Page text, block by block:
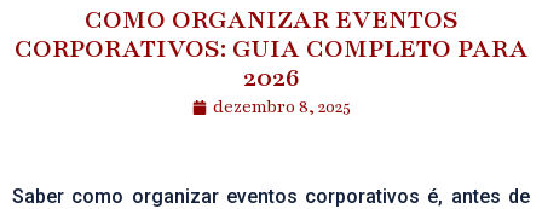
COMO ORGANIZAR EVENTOS
CORPORATIVOS: GUIA COMPLETO PARA
2026
dezembro 8, 2025
Saber como organizar eventos corporativos é, antes de